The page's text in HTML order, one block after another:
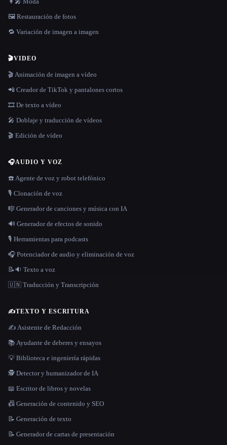
🖼️ Restauración de fotos
🔁 Variación de imagen a imagen
🎬VIDEO
🎬 Animación de imagen a vídeo
📲 Creador de TikTok y pantalones cortos
🎞️ De texto a vídeo
🎤 Doblaje y traducción de vídeos
🎬 Edición de vídeo
🎧AUDIO Y VOZ
☎️ Agente de voz y robot telefónico
🎙️ Clonación de voz
🎼 Generador de canciones y música con IA
🔊 Generador de efectos de sonido
🎙️ Herramientas para podcasts
🎧 Potenciador de audio y eliminación de voz
📝🔉 Texto a voz
🇺🇳 Traducción y Transcripción
✍️TEXTO Y ESCRITURA
✍️ Asistente de Redacción
📚 Ayudante de deberes y ensayos
💡 Biblioteca e ingeniería rápidas
🕵️ Detector y humanizador de IA
📖 Escritor de libros y novelas
📠 Generación de contenido y SEO
📝 Generación de texto
📝 Generador de cartas de presentación